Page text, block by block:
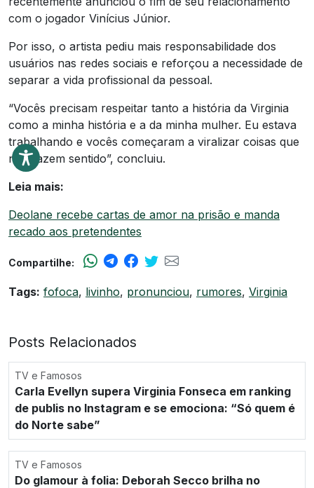
com o jogador Vinícius Júnior.
Por isso, o artista pediu mais responsabilidade dos
usuários nas redes sociais e reforçou a necessidade de
separar a vida profissional da pessoal.
“Vocês precisam respeitar tanto a história da Virginia
como a minha história e a da minha mulher. Eu estava
trabalhando e vocês começaram a viralizar coisas que
não fazem sentido”, concluiu.
Leia mais:
Deolane recebe cartas de amor na prisão e manda
recado aos pretendentes
Compartilhe:
Tags: fofoca, livinho, pronunciou, rumores, Virginia
Posts Relacionados
TV e Famosos
Carla Evellyn supera Virginia Fonseca em ranking
de publis no Instagram e se emociona: “Só quem é
do Norte sabe”
TV e Famosos
Do glamour à folia: Deborah Secco brilha no